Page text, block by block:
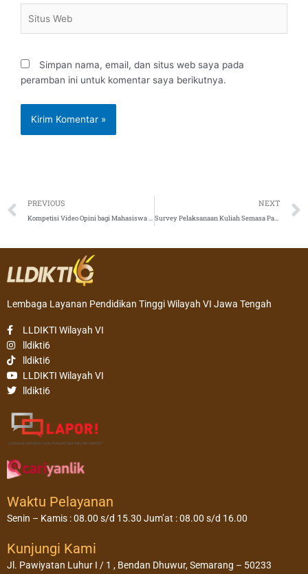
Web
Simpan nama, email, dan situs web saya pada
peramban ini untuk komentar saya berikutnya.
Prev
PREVIOUS
Kompetisi Video Opini bagi Mahasiswa D-III
NEXT
Survey Pelaksanaan Kuliah Semasa Pandemi Covid-19
Lembaga Layanan Pendidikan Tinggi Wilayah VI Jawa Tengah
LLDIKTI Wilayah VI
lldikti6
lldikti6
LLDIKTI Wilayah VI
lldikti6
Waktu Pelayanan
Senin – Kamis : 08.00 s/d 15.30 Jum’at : 08.00 s/d 16.00
Kunjungi Kami
Jl. Pawiyatan Luhur I / 1 , Bendan Dhuwur, Semarang – 50233